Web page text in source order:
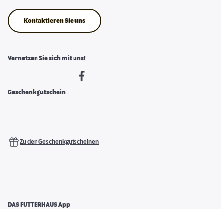
Kontaktieren Sie uns
Vernetzen Sie sich mit uns!
Geschenkgutschein
Zu den Geschenkgutscheinen
DAS FUTTERHAUS App